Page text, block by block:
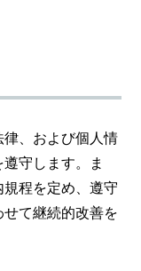
、および個人情
守します。ま
程を定め、遵守
て継続的改善を